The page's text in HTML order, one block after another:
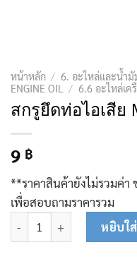
หน้าหลัก / 6. อะไหล่และน้ำมั
ENGINE OIL
/ 6.6 อะไหล่เ
สกรูยึดท่อไอเสีย
9 ฿
**ราคาสินค้ายังไม่รวมค่า
เพื่อสอบถามราคารวม
จำนวน สกรูยึดท่อไอเสีย
หยิบใ